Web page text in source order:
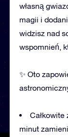
własną
magii i
widzisz nad
wspomnień,
✨ Oto
Całkowite
minut